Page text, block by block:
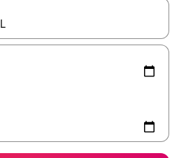
disponíveis, explore-os